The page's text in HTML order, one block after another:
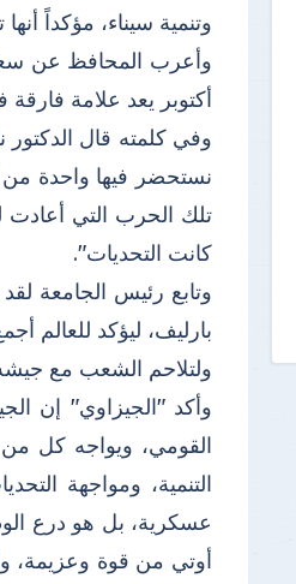
وتنمية سيناء، مؤكداً
وأعرب المحافظ عن
أكتوبر يعد علامة
وفي كلمته قال
تلك الحرب التي أعادت
كانت التحديات".
وتابع رئيس الجامعة
بارليف، ليؤكد للعالم
ولتلاحم الشعب مع
وأكد "الجيزاوي" إن
القومي، ويواجه كل
التنمية، ومواجهة
عسكرية، بل هو درع
أوتي من قوة وعزيمة،